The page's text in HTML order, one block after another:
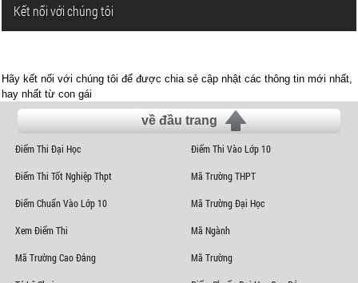
Kết nối với chúng tôi
Hãy kết nối với chúng tôi để được chia sẻ cập nhật các thông tin mới nhất,
hay nhất từ con gái
về đầu trang
Điểm Thi Đại Học Điểm Thi Vào Lớp 10
Điểm Thi Tốt Nghiệp Thpt Mã Trường THPT
Điểm Chuẩn Vào Lớp 10 Mã Trường Đại Học
Xem Điểm Thi Mã Ngành
Mã Trường Cao Đẳng Mã Trường